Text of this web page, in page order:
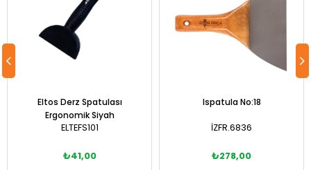
Eltos Derz Spatulası
Ergonomik Siyah
ELTEFS101
₺41,00
Ispatula No:18
İZFR.6836
₺278,00